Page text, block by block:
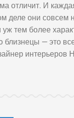
отличит. И
деле они совсем
уж тем более
близнецы — это
интерьеров